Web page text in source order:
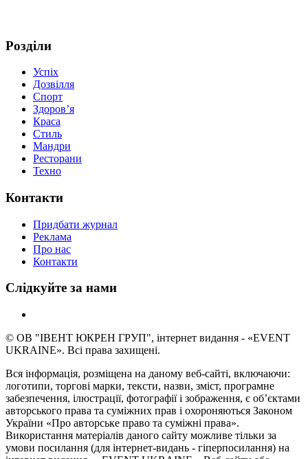
Розділи
Успіх
Дозвілля
Спорт
Здоров’я
Краса
Стиль
Мандри
Ресторани
Техно
Контакти
Придбати журнал
Реклама
Про нас
Контакти
Слідкуйте за нами
© ОВ "ІВЕНТ ЮКРЕН ГРУП", інтернет видання - «EVENT
UKRAINE». Всі права захищені.
Вся інформація, розміщена на даному веб-сайті, включаючи:
логотипи, торгові марки, тексти, назви, зміст, програмне
забезпечення, ілюстрації, фотографії і зображення, є об’єктами
авторського права та суміжних прав і охороняються Законом
України «Про авторське право та суміжні права».
Використання матеріалів даного сайту можливе тільки за
умови посилання (для інтернет-видань - гіперпосилання) на